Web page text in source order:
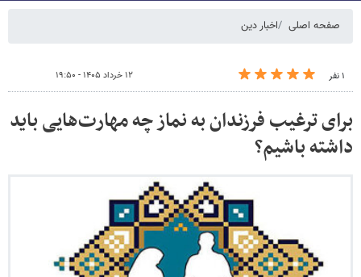
صفحه اصلی اخبار دین
۱ نفر ۱۲ خرداد ۱۴۰۵ - ۱۹:۵۰
برای ترغیب فرزندان به نماز چه مهارت‌هایی باید
داشته باشیم؟